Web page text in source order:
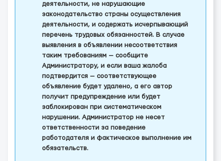
деятельности, не нарушающие
законодательство страны осуществления
деятельности, и содержать исчерпывающий
перечень трудовых обязанностей. В случае
выявления в объявлении несоответствия
таким требованиям — сообщите
Администратору, и если ваша жалоба
подтвердится — соответствующее
объявление будет удалено, а его автор
получит предупреждение или будет
заблокирован при систематическом
нарушении. Администратор не несет
ответственности за поведение
работодателя и фактическое выполнение им
обязательств.